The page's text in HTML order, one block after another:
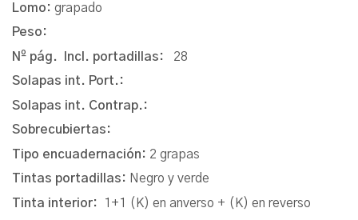
Lomo: grapado
Peso:
Nº pág. Incl. portadillas: 28
Solapas int. Port.:
Solapas int. Contrap.:
Sobrecubiertas:
Tipo encuadernación: 2 grapas
Tintas portadillas: Negro y verde
Tinta interior:
1+1 (K) en anverso + (K) en reverso